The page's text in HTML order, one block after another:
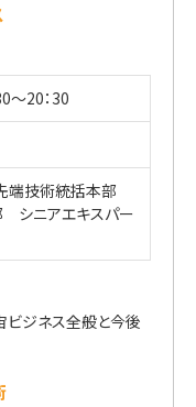
～20：30
端技術統括本部
シニアエキスパー
ビジネス全般と今後